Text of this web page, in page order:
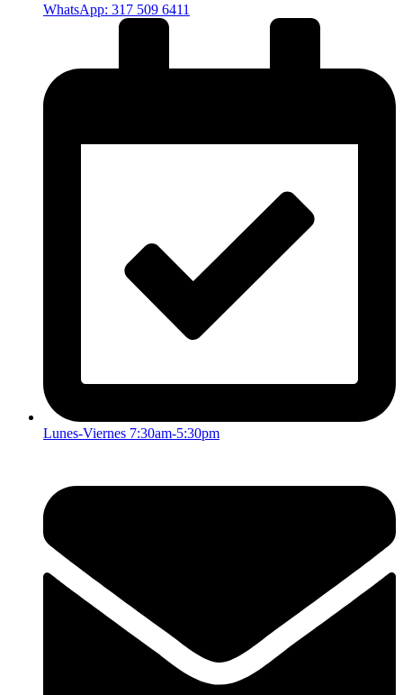
WhatsApp: 317 509 6411
Lunes-Viernes 7:30am-5:30pm